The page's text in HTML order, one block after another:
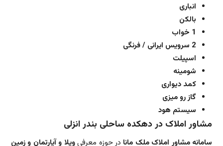
انباری
بالکن
1 خواب
2 سرویس ایرانی / فرنگی
اسپیلت
شومینه
کمد دیواری
گاز رو میزی
سیستم هود
مشاور املاک در دهکده ساحلی بندر انزلی
سامانه مشاور املاک ملک مانا در حوزه معرفیویلا و آپارتمان و زمین